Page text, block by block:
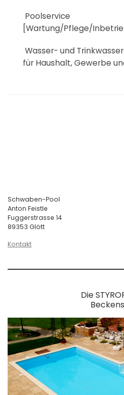
Poolservice
[Wartung/Pflege/
Wasser- und
für Haushalt, Gewerbe
Schwaben-Pool
Anton Feistle
Fuggerstrasse 14
89353 Glött
Kontakt
Die